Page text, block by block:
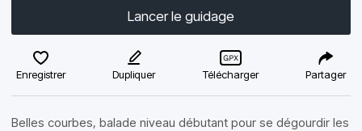
Lancer le guidage
Enregistrer Dupliquer Télécharger Partager
Belles courbes, balade niveau débutant pour se dégourdir les